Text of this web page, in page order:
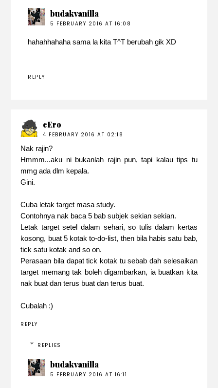
budakvanilla
5 FEBRUARY 2016 AT 16:08
hahahhahaha sama la kita T^T berubah gik XD
REPLY
cEro
4 FEBRUARY 2016 AT 02:18
Nak rajin?
Hmmm...aku ni bukanlah rajin pun, tapi kalau tips tu
mmg ada dlm kepala.
Gini.
Cuba letak target masa study.
Contohnya nak baca 5 bab subjek sekian sekian.
Letak target setel dalam sehari, so tulis dalam kertas
kosong, buat 5 kotak to-do-list, then bila habis satu bab,
tick satu kotak and so on.
Perasaan bila dapat tick kotak tu sebab dah selesaikan
target memang tak boleh digambarkan, ia buatkan kita
nak buat dan terus buat dan terus buat.
Cubalah :)
REPLY
REPLIES
budakvanilla
5 FEBRUARY 2016 AT 16:11